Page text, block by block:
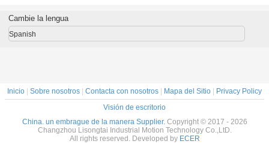
o con
ensamblaje de las
unidades de
embrague
de trinquete de la
ASNU/USNU de
Cambie la lengua
Spanish
Inicio Sobre nosotros Contacta con nosotros Mapa del Sitio
Privacy Policy
Visión de escritorio
China. un embrague de la manera Supplier. Copyright © 2017 - 2026
Changzhou Lisongtai Industrial Motion Technology Co.,LtD.
All rights reserved. Developed by ECER